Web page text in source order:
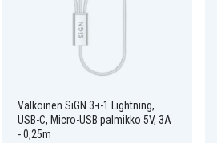
Valkoinen SiGN 3-i-1 Lightning,
USB-C, Micro-USB palmikko 5V, 3A
- 0,25m